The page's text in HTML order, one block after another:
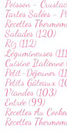
Poisson -
Tartes Salées -
Recettes
Salades (120)
Riz (112)
Légumineuses
Cuisine Italienne
Petit-Déjeuner
Petits Gâteaux
Viandes (103)
Entrée (99)
Recettes Au
Recettes